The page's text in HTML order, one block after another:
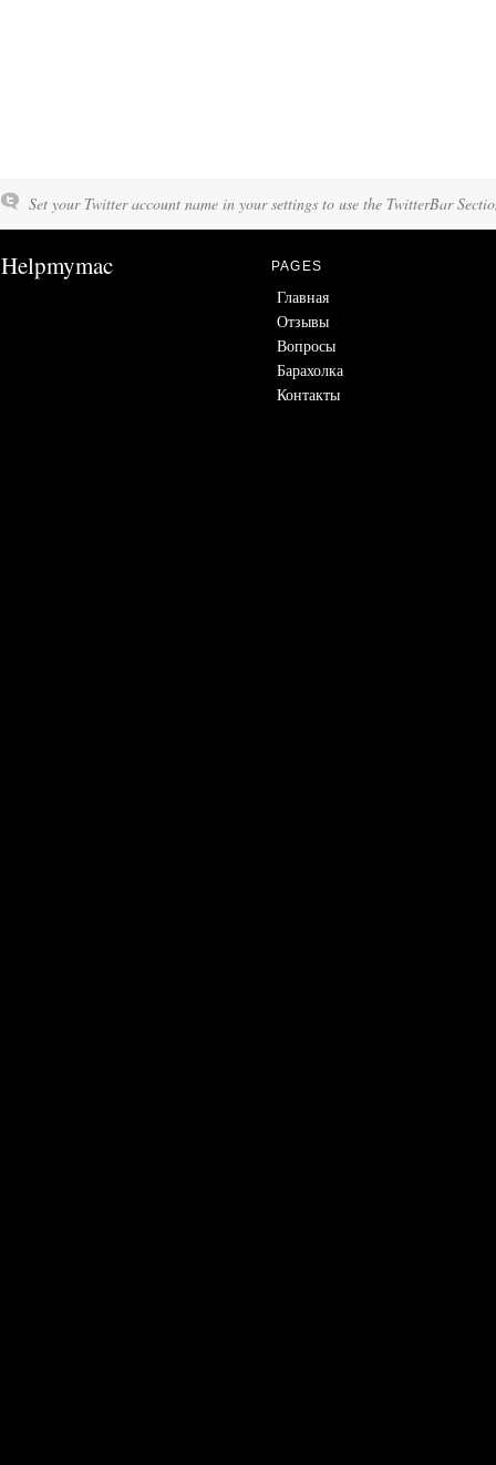
Set your Twitter account name in your settings to use the TwitterBar
Helpmymac PAGES
Главная
Отзывы
Вопросы
Барахолка
Контакты